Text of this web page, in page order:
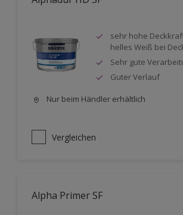
sehr hohe
helles Weiß bei
Sehr gute
Guter Verlauf
Nur beim Händler erhältlich
Vergleichen
Alpha Primer SF